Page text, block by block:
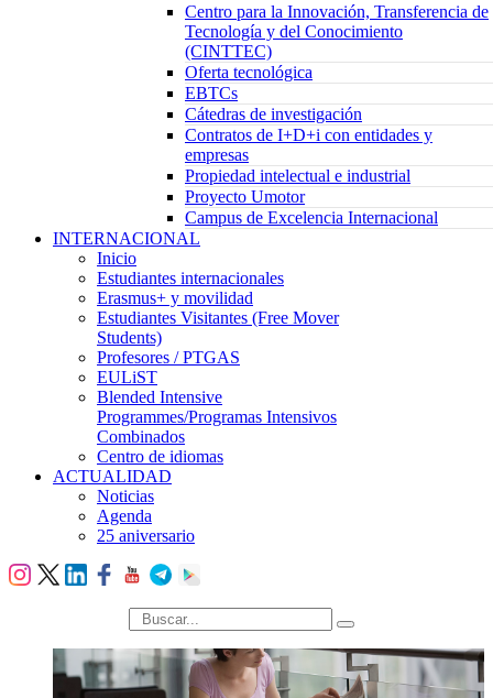
Centro para la Innovación, Transferencia de
Tecnología y del Conocimiento
(CINTTEC)
Oferta tecnológica
EBTCs
Cátedras de investigación
Contratos de I+D+i con entidades y
empresas
Propiedad intelectual e industrial
Proyecto Umotor
Campus de Excelencia Internacional
INTERNACIONAL
Inicio
Estudiantes internacionales
Erasmus+ y movilidad
Estudiantes Visitantes (Free Mover
Students)
Profesores / PTGAS
EULiST
Blended Intensive
Programmes/Programas Intensivos
Combinados
Centro de idiomas
ACTUALIDAD
Noticias
Agenda
25 aniversario
búsqueda